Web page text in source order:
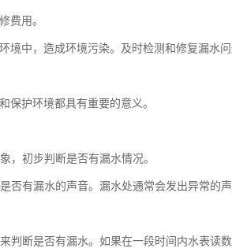
费用。
境中，造成环境污染。及时检测和修复漏水
保护环境都具有重要的意义。
，初步判断是否有漏水情况。
否有漏水的声音。漏水处通常会发出异常的
断是否有漏水。如果在一段时间内水表读数